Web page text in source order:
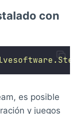
con
es posible
y juegos